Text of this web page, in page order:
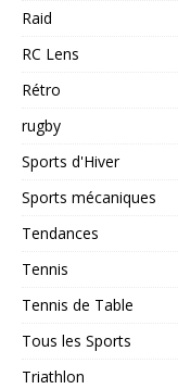
Raid
RC Lens
Rétro
rugby
Sports d'Hiver
Sports mécaniques
Tendances
Tennis
Tennis de Table
Tous les Sports
Triathlon